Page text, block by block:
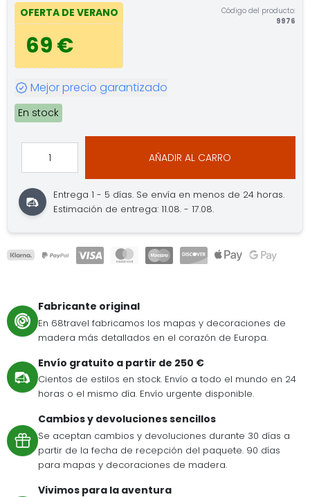
OFERTA DE VERANO
69 €
Código del producto:
9976
Mejor precio garantizado
En stock
AÑADIR AL CARRO
Entrega 1 - 5 días. Se envía en menos de 24 horas.
Estimación de entrega: 11.08. - 17.08.
Fabricante original
En 68travel fabricamos los mapas y decoraciones de
madera más detallados en el corazón de Europa.
Envío gratuito a partir de 250 €
Cientos de estilos en stock. Envío a todo el mundo en 24
horas o el mismo día. Envío urgente disponible.
Cambios y devoluciones sencillos
Se aceptan cambios y devoluciones durante 30 días a
partir de la fecha de recepción del paquete. 90 días
para mapas y decoraciones de madera.
Vivimos para la aventura